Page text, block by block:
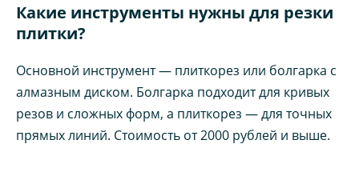
Какие инструменты нужны для резки
плитки?
Основной инструмент — плиткорез или болгарка с
алмазным диском. Болгарка подходит для кривых
резов и сложных форм, а плиткорез — для точных
прямых линий. Стоимость от 2000 рублей и выше.